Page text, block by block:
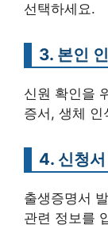
선택하세요.
3. 본인
신원 확인을
증서, 생체 인
4. 신청
출생증명서
관련 정보를